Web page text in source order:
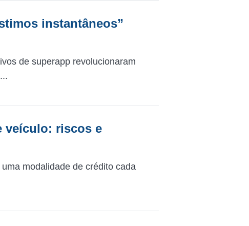
instantâneos”
de superapp revolucionaram
veículo: riscos e
modalidade de crédito cada